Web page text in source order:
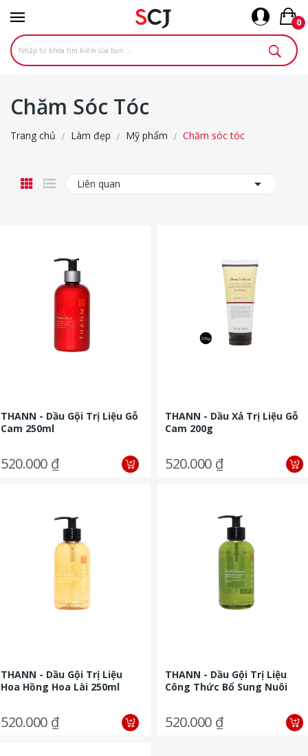
0
Chăm Sóc Tóc
Trang chủ Làm đẹp Mỹ phẩm Chăm sóc tóc
Liên quan 
THANN - Dầu Gội Trị Liệu Gỗ
Cam 250ml
520.000 ₫
THANN - Dầu Xả Trị Liệu Gỗ
Cam 200g
520.000 ₫
THANN - Dầu Gội Trị Liệu
Hoa Hồng Hoa Lài 250ml
520.000 ₫
THANN - Dầu Gội Trị Liệu
Công Thức Bổ Sung Nuôi
520.000 ₫